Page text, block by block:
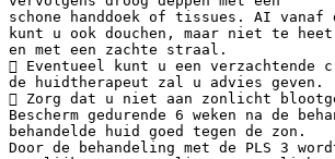
schone handdoek of tissues. AI vanaf
kunt u ook douchen, maar niet te heet
en met een zachte straal.
 Eventueel kunt u een verzachtende
de huidtherapeut zal u advies geven.
 Zorg dat u niet aan zonlicht
Bescherm gedurende 6 weken na de
behandelde huid goed tegen de zon.
Door de behandeling met de PLS 3